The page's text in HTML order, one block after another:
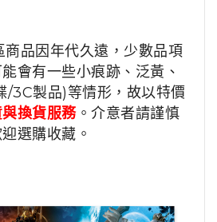
商品因年代久遠，少數品項
會有一些小痕跡、泛黃、
/3C製品)等情形，故以特價
換貨服務。介意者請謹慎
選購收藏。